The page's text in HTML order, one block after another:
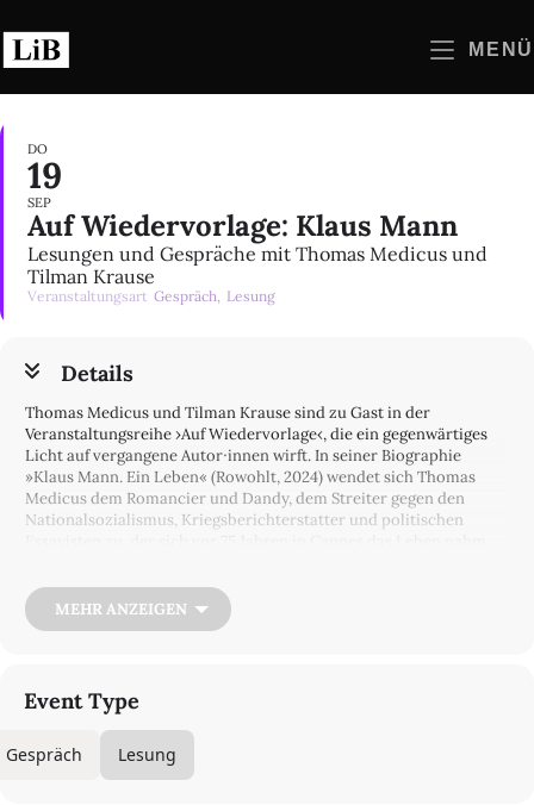
Inhalt
springen
MENÜ
DO
19
SEP
Auf Wiedervorlage: Klaus Mann
Lesungen und Gespräche mit Thomas Medicus und
Tilman Krause
Veranstaltungsart Gespräch, Lesung
Details
Thomas Medicus und Tilman Krause sind zu Gast in der
Veranstaltungsreihe ›Auf Wiedervorlage‹, die ein gegenwärtiges
Licht auf vergangene Autor∙innen wirft. In seiner Biographie
»Klaus Mann. Ein Leben« (Rowohlt, 2024) wendet sich Thomas
Medicus dem Romancier und Dandy, dem Streiter gegen den
Nationalsozialismus, Kriegsberichterstatter und politischen
Medicus als Prototypen einer für Deutschland seinerzeit neuen
Autorschaft, als eine Art Popliteraten avant la lettre: umtriebig,
extrovertiert und mondän. Diese Sicht auf das Frühwerk, etwa den
Intellektueller in Deutschland, eine Position, die er in Frankreich
kennengelernt hatte (bei dem von ihm verehrten André Gide, über
den er auch als erster deutscher Autor ein Buch schrieb, noch
bevor Gide 1947 den Literaturnobelpreis erhielt). Hinzu kommt
die Genderfluidität, die ganz bewusst diverse ›Körperpolitik‹, die
MEHR ANZEIGEN
Event Type
Gespräch Lesung